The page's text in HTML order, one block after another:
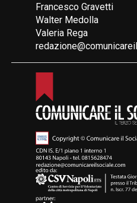
Francesco Gravetti
Walter Medolla
Valeria Rega